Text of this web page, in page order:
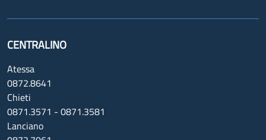
CENTRALINO
Atessa
0872.8641
Chieti
0871.3571 - 0871.3581
Lanciano